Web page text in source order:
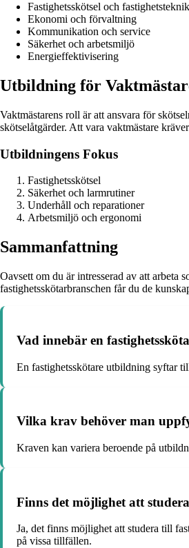
Fastighetsskötsel och fastighetsteknik
Ekonomi och förvaltning
Kommunikation och service
Säkerhet och arbetsmiljö
Energieffektivisering
Utbildning för
Vaktmästarens roll är att ansvara för
skötselåtgärder. Att vara vaktmästare
Utbildningens Fokus
Fastighetsskötsel
Säkerhet och larmrutiner
Underhåll och reparationer
Arbetsmiljö och ergonomi
Sammanfattning
Oavsett om du är intresserad av att
fastighetsskötarbranschen får du de
Vad innebär en
En fastighetsskötare utbildning syftar
Vilka krav behöver man
Kraven kan variera beroende på
Finns det möjlighet att
Ja, det finns möjlighet att studera till
på vissa tillfällen.